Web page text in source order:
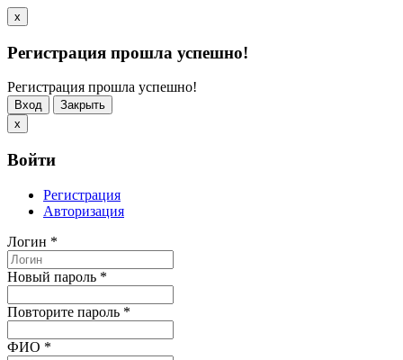
x
Регистрация прошла успешно!
Регистрация прошла успешно!
Вход
Закрыть
x
Войти
Регистрация
Авторизация
Логин *
Новый пароль *
Повторите пароль *
ФИО *